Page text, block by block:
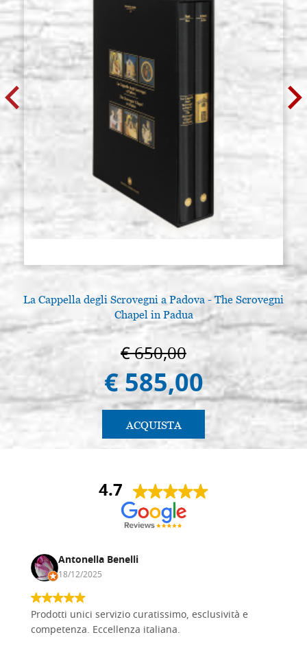
La Cappella degli Scrovegni a Padova - The Scrovegni
Chapel in Padua
€ 650,00
€ 585,00
ACQUISTA
4.7
Antonella Benelli
18/12/2025
Prodotti unici servizio curatissimo, esclusività e
competenza. Eccellenza italiana.